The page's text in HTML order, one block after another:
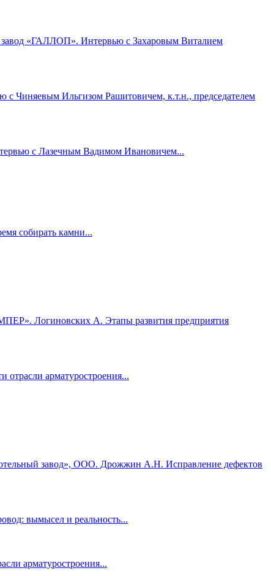
«ГАЛЛОП». Интервью с Захаровым Виталием
с Чиняевым Ильгизом Рашитовичем, к.т.н., председателем
с Лазечным Вадимом Ивановичем...
собирать камни...
Логиновских А. Этапы развития предприятия
арматуростроения...
завод», ООО. Дрожжин А.Н. Исправление дефектов
вымысел и реальность...
арматуростроения...